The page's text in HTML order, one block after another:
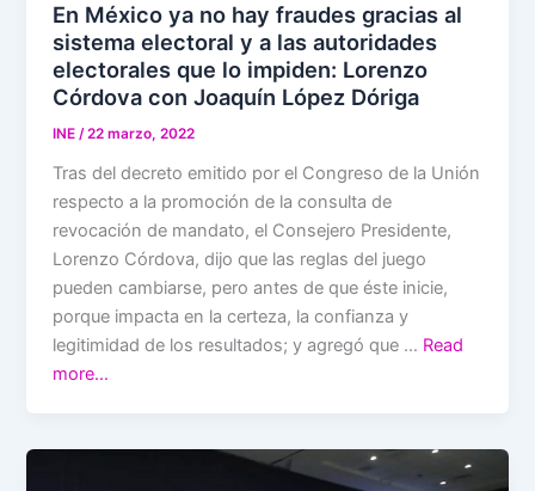
En México ya no hay fraudes gracias al
sistema electoral y a las autoridades
electorales que lo impiden: Lorenzo
Córdova con Joaquín López Dóriga
INE /22 marzo, 2022
Tras del decreto emitido por el Congreso de la Unión
respecto a la promoción de la consulta de
revocación de mandato, el Consejero Presidente,
Lorenzo Córdova, dijo que las reglas del juego
pueden cambiarse, pero antes de que éste inicie,
porque impacta en la certeza, la confianza y
legitimidad de los resultados; y agregó que … Read
more…